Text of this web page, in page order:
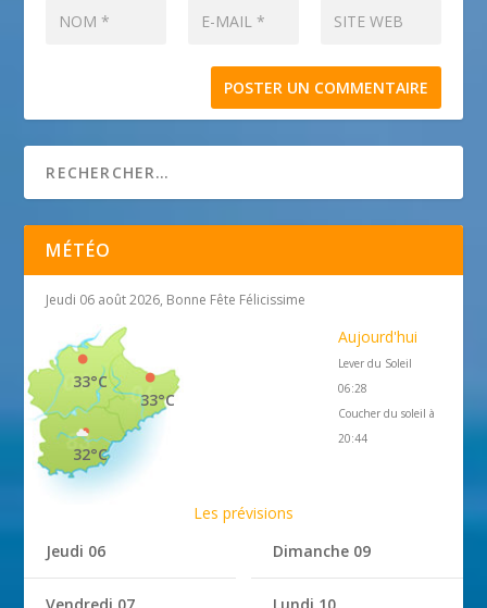
MÉTÉO
Jeudi 06 août 2026, Bonne Fête Félicissime
33°C
33°C
32°C
Aujourd'hui
Lever du Soleil
06:28
Coucher du soleil à
20:44
Les prévisions
Jeudi 06
Vendredi 07
Dimanche 09